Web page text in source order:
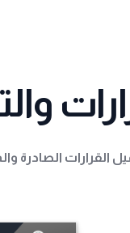
القرارات الصادرة